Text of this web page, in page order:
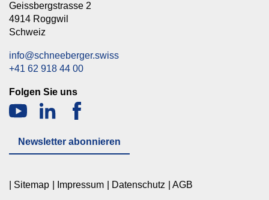
Geissbergstrasse 2
4914 Roggwil
Schweiz
info@schneeberger.swiss
+41 62 918 44 00
Folgen Sie uns
Newsletter abonnieren
Sitemap Impressum Datenschutz AGB